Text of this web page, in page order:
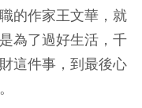
的作家王文華，就
為了過好生活，千
這件事，到最後心